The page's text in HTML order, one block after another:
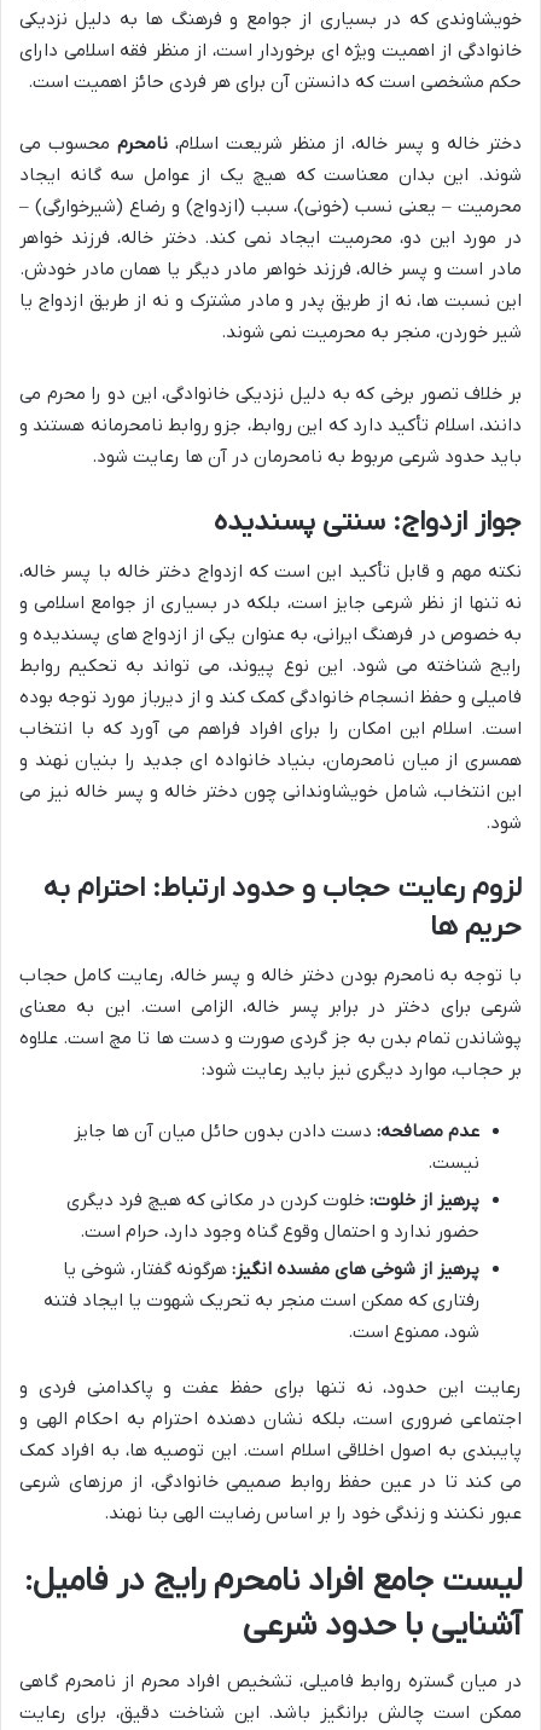
خویشاوندی که در بسیاری از جوامع و فرهنگ ها به دلیل نزدیکی
خانوادگی از اهمیت ویژه ای برخوردار است، از منظر فقه اسلامی دارای
حکم مشخصی است که دانستن آن برای هر فردی حائز اهمیت است.
دختر خاله و پسر خاله، از منظر شریعت اسلام،نامحرم محسوب می
شوند. این بدان معناست که هیچ یک از عوامل سه گانه ایجاد
محرمیت – یعنی نسب (خونی)، سبب (ازدواج) و رضاع (شیرخوارگی) –
در مورد این دو، محرمیت ایجاد نمی کند. دختر خاله، فرزند خواهر
مادر است و پسر خاله، فرزند خواهر مادر دیگر یا همان مادر خودش.
این نسبت ها، نه از طریق پدر و مادر مشترک و نه از طریق ازدواج یا
شیر خوردن، منجر به محرمیت نمی شوند.
بر خلاف تصور برخی که به دلیل نزدیکی خانوادگی، این دو را محرم می
دانند، اسلام تأکید دارد که این روابط، جزو روابط نامحرمانه هستند و
باید حدود شرعی مربوط به نامحرمان در آن ها رعایت شود.
جواز ازدواج: سنتی پسندیده
نکته مهم و قابل تأکید این است که ازدواج دختر خاله با پسر خاله،
نه تنها از نظر شرعی جایز است، بلکه در بسیاری از جوامع اسلامی و
به خصوص در فرهنگ ایرانی، به عنوان یکی از ازدواج های پسندیده و
رایج شناخته می شود. این نوع پیوند، می تواند به تحکیم روابط
فامیلی و حفظ انسجام خانوادگی کمک کند و از دیرباز مورد توجه بوده
است. اسلام این امکان را برای افراد فراهم می آورد که با انتخاب
همسری از میان نامحرمان، بنیاد خانواده ای جدید را بنیان نهند و
این انتخاب، شامل خویشاوندانی چون دختر خاله و پسر خاله نیز می
شود.
لزوم رعایت حجاب و حدود ارتباط: احترام به
حریم ها
با توجه به نامحرم بودن دختر خاله و پسر خاله، رعایت کامل حجاب
شرعی برای دختر در برابر پسر خاله، الزامی است. این به معنای
پوشاندن تمام بدن به جز گردی صورت و دست ها تا مچ است. علاوه
بر حجاب، موارد دیگری نیز باید رعایت شود:
عدم مصافحه: دست دادن بدون حائل میان آن ها جایز
نیست.
پرهیز از خلوت: خلوت کردن در مکانی که هیچ فرد دیگری
حضور ندارد و احتمال وقوع گناه وجود دارد، حرام است.
پرهیز از شوخی های مفسده انگیز: هرگونه گفتار، شوخی یا
رفتاری که ممکن است منجر به تحریک شهوت یا ایجاد فتنه
شود، ممنوع است.
رعایت این حدود، نه تنها برای حفظ عفت و پاکدامنی فردی و
اجتماعی ضروری است، بلکه نشان دهنده احترام به احکام الهی و
پایبندی به اصول اخلاقی اسلام است. این توصیه ها، به افراد کمک
می کند تا در عین حفظ روابط صمیمی خانوادگی، از مرزهای شرعی
عبور نکنند و زندگی خود را بر اساس رضایت الهی بنا نهند.
لیست جامع افراد نامحرم رایج در فامیل:
آشنایی با حدود شرعی
در میان گستره روابط فامیلی، تشخیص افراد محرم از نامحرم گاهی
ممکن است چالش برانگیز باشد. این شناخت دقیق، برای رعایت